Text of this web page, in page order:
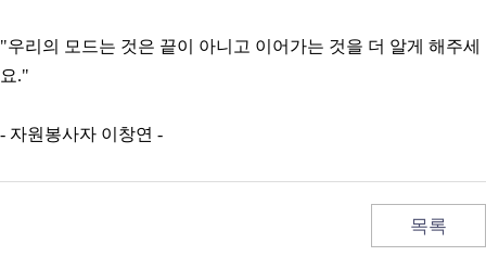
"우리의 모드는 것은 끝이 아니고 이어가는 것을 더 알게 해주세
요."
- 자원봉사자 이창연 -
목록